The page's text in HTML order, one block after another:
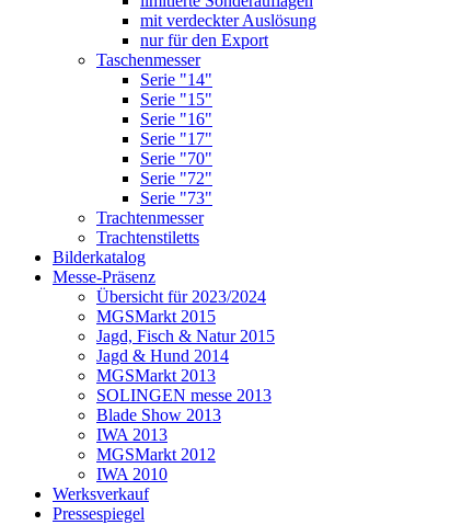
mit verdeckter Auslösung
nur für den Export
Taschenmesser
Serie "14"
Serie "15"
Serie "16"
Serie "17"
Serie "70"
Serie "72"
Serie "73"
Trachtenmesser
Trachtenstiletts
Bilderkatalog
Messe-Präsenz
Übersicht für 2023/2024
MGSMarkt 2015
Jagd, Fisch & Natur 2015
Jagd & Hund 2014
MGSMarkt 2013
SOLINGEN messe 2013
Blade Show 2013
IWA 2013
MGSMarkt 2012
IWA 2010
Werksverkauf
Pressespiegel